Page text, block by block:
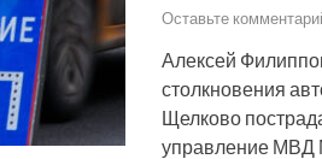
Оставьте
Алексей
столкновения
Щелково
управление МВД